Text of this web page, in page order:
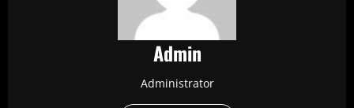
Admin
Administrator